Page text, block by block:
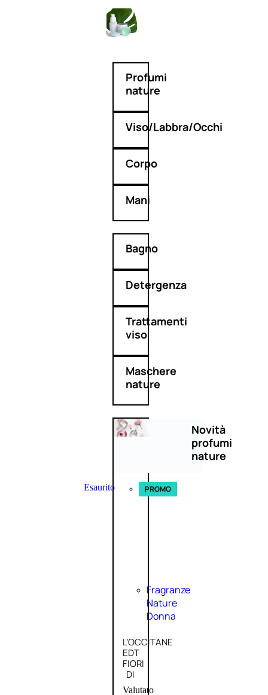
Profumi
nature
Viso/Labbra/Occhi
Corpo
Mani
Bagno
Detergenza
Trattamenti
viso
Maschere
nature
Novità
profumi
nature
Esaurito PROMO
Fragranze
Nature
Donna
L’OCCITANE
EDT
FIORI
DI
Valutato